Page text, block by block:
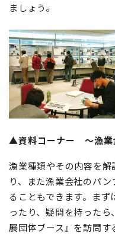
ましょう。
▲資料コーナー 〜漁業
漁業種類やその内容を
り、また漁業会社のパ
ることもできます。ま
ったり、疑問を持った
展団体ブース』を訪問す